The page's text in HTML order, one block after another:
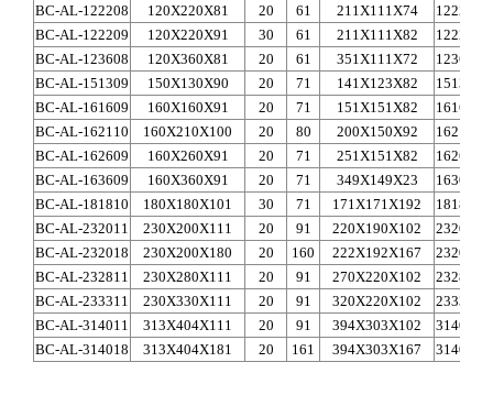
BC-AL-122208
120X220X81 20 61 211X111X74 1222A
BC-AL-122209
120X220X91 30 61 211X111X82 1222A
BC-AL-123608
120X360X81 20 61 351X111X72 1236A
BC-AL-151309
150X130X90 20 71 141X123X82 1513A
BC-AL-161609
160X160X91 20 71 151X151X82 1616A
BC-AL-162110
160X210X100 20 80 200X150X92 1621A
BC-AL-162609
160X260X91 20 71 251X151X82 1626A
BC-AL-163609
160X360X91 20 71 349X149X23 1630A
BC-AL-181810
180X180X101 30 71 171X171X192 1818A
BC-AL-232011
230X200X111 20 91 220X190X102 2320A
BC-AL-232018
230X200X180 20 160 222X192X167 2320A
BC-AL-232811
230X280X111 20 91 270X220X102 2328A
BC-AL-233311
230X330X111 20 91 320X220X102 2333A
BC-AL-314011
313X404X111 20 91 394X303X102 3140A
BC-AL-314018
313X404X181 20 161 394X303X167 3140A